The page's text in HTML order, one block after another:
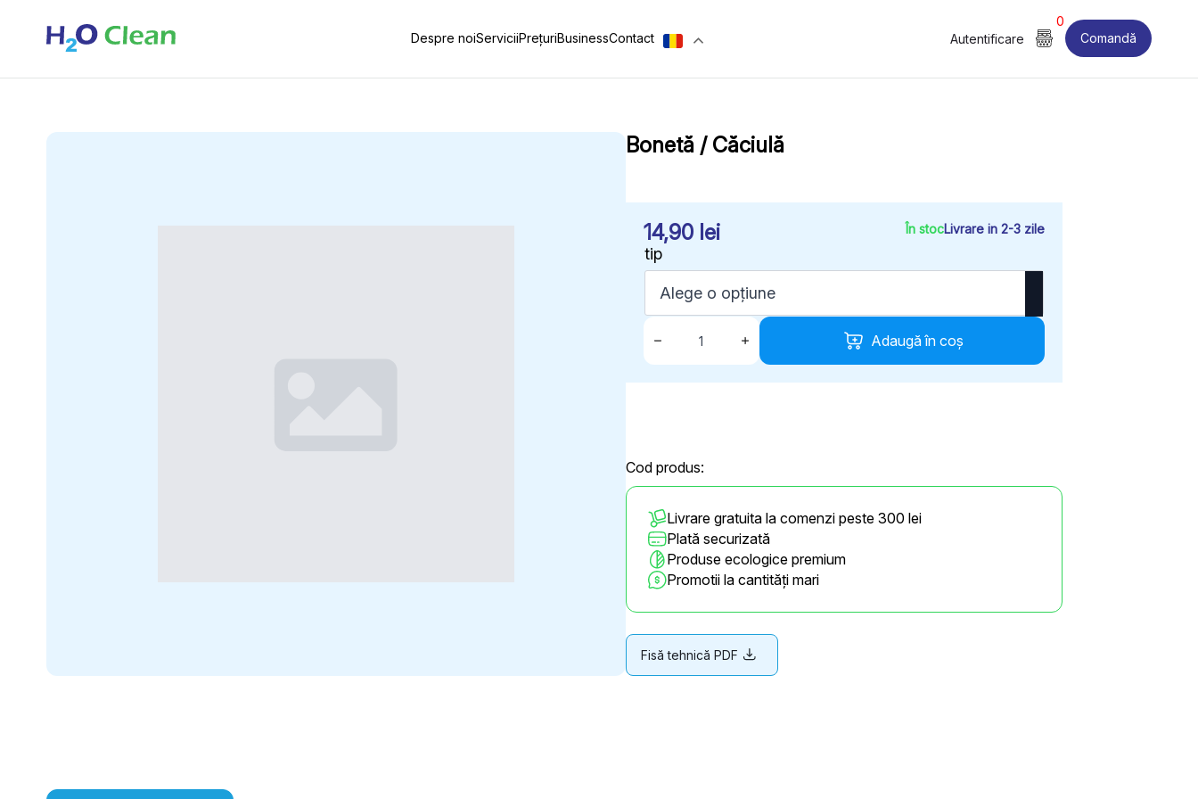
Despre noiServiciiPrețuriBusinessContact Autentificare
0
Comandă
Bonetă / Căciulă
14,90 lei În stocLivrare in 2-3 zile
tip
Cantitate
Bonetă
Căciulă
Adaugă în coș
Cod produs:
Livrare gratuita la comenzi peste 300 lei
Plată securizată
Produse ecologice premium
Promotii la cantități mari
Fisă tehnică PDF